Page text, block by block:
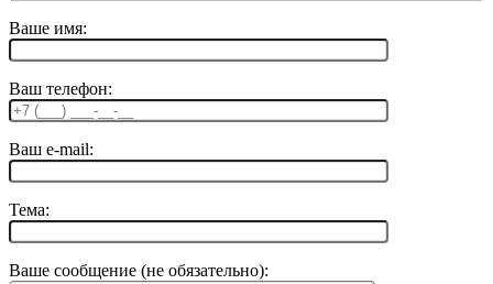
Ваше имя:
Ваш телефон:
Ваш e-mail:
Тема:
Ваше сообщение (не обязательно):